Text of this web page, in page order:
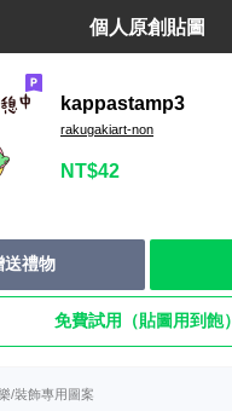
個人原創貼圖
kappastamp3
rakugakiart-non
NT$42
送禮物
免費試用（貼圖用到飽）
/裝飾專用圖案